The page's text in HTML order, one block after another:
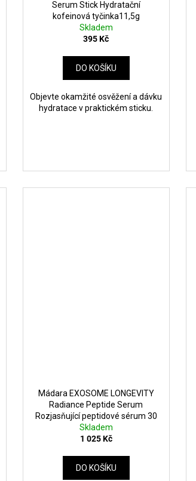
Serum Stick Hydratační
kofeinová tyčinka11,5g
Skladem
395 Kč
DO KOŠÍKU
Objevte okamžité osvěžení a dávku
hydratace v praktickém sticku.
Mádara EXOSOME LONGEVITY
Radiance Peptide Serum
Rozjasňující peptidové sérum 30
ml
Skladem
1 025 Kč
DO KOŠÍKU